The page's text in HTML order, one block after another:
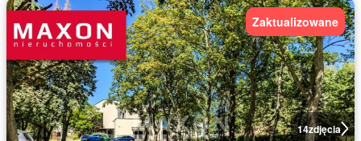
14zdjęcia
Zaktualizowane